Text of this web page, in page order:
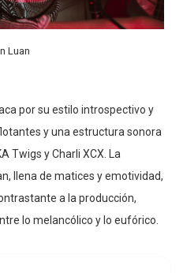
Luan
por su estilo introspectivo y
y una estructura sonora
Twigs y Charli XCX. La
llena de matices y emotividad,
a la producción,
lo melancólico y lo eufórico.